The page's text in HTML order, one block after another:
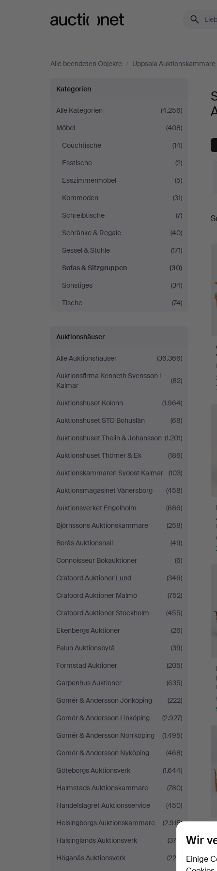
Alle beendeten Objekte / Uppsala Auktionskammare
Sofas
&
Sitzgruppen
bei
Uppsala
Auktionskammare
Kategorien
Alle Kategorien
(4.256)
Möbel
(408)
Couchtische
(14)
Esstische
(2)
Esszimmermöbel
(5)
Kommoden
(31)
Schreibtische
(7)
Schränke & Regale
(40)
Sessel & Stühle
(171)
Sofas & Sitzgruppen
(30)
Sonstiges
(34)
Tische
(74)
Auktionshäuser
Alle Auktionshäuser
(36.366)
Auktionsfirma Kenneth Svensson i
Kalmar
(82)
Auktionshuset Kolonn
(1.964)
Auktionshuset STO Bohuslän
(68)
Auktionshuset Thelin & Johansson (1.201)
Auktionshuset Thörner & Ek
(186)
Auktionskammaren Sydost Kalmar
(103)
Auktionsmagasinet Vänersborg
(458)
Auktionsverket Engelholm
(686)
Björnssons Auktionskammare
(258)
Borås Auktionshall
(49)
Connoisseur Bokauktioner
(6)
Crafoord Auktioner Lund
(346)
Crafoord Auktioner Malmö
(752)
Crafoord Auktioner Stockholm
(455)
Ekenbergs Auktioner
(26)
Falun Auktionsbyrå
(39)
Formstad Auktioner
(205)
Garpenhus Auktioner
(635)
Gomér & Andersson Jönköping
(222)
Gomér & Andersson Linköping
(2.927)
Gomér & Andersson Norrköping
(1.495)
Gomér & Andersson Nyköping
(468)
Göteborgs Auktionsverk
(1.644)
Halmstads Auktionskammare
(780)
Handelslagret Auktionsservice
(450)
Helsingborgs Auktionskammare
(2.915)
Hälsinglands Auktionsverk
(370)
Höganäs Auktionsverk
(226)
Wir
Einige